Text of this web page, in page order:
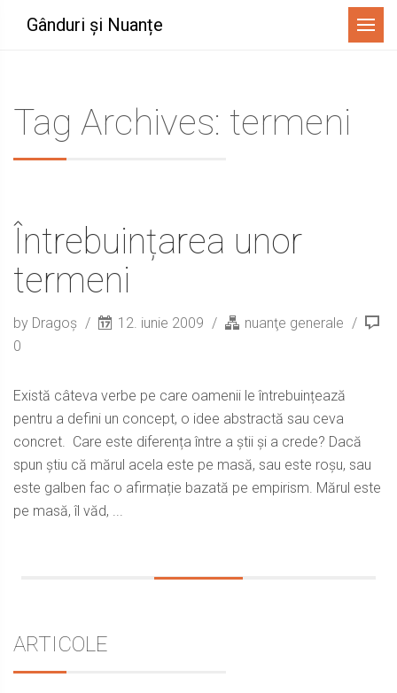
Gânduri și Nuanțe Menu
Tag Archives: termeni
Întrebuințarea unor
termeni
by Dragoș 12. iunie 2009
nuanţe generale
0
Există câteva verbe pe care oamenii le întrebuințează
pentru a defini un concept, o idee abstractă sau ceva
concret. Care este diferența între a știi și a crede? Dacă
spun știu că mărul acela este pe masă, sau este roșu, sau
este galben fac o afirmație bazată pe empirism. Mărul este
pe masă, îl văd, ...
Sidebar
ARTICOLE